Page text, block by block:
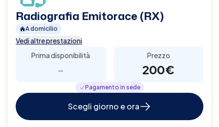
Radiografia Emitorace (RX)
A domicilio
Vedi altre prestazioni
Prima disponibilità
-
Prezzo
200€
Pagamento in sede
Scegli giorno e ora